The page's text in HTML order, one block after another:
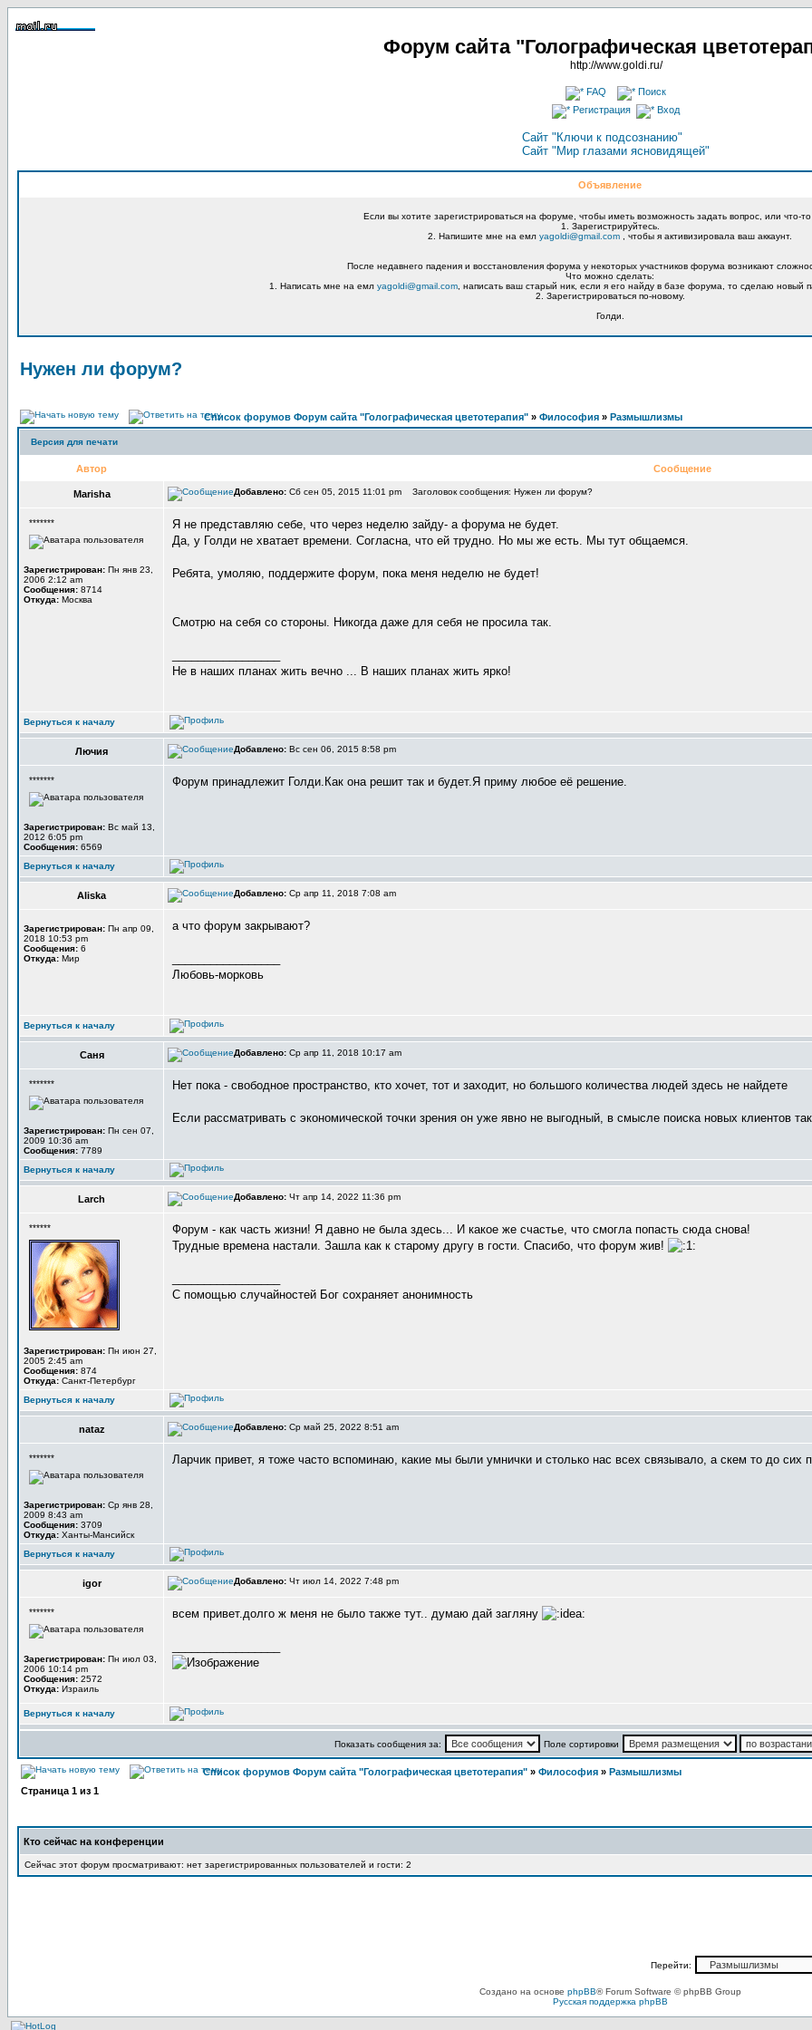
Форум сайта "Голографическая
http://www.goldi.ru/
FAQ
Поиск
Регистрация
Вход
Сайт "Ключи к подсознанию"
Сайт "Мир глазами ясновидящей"
Объявление
Если вы хотите зарегистрироваться на форуме, чтобы иметь возможность задать вопрос, или что-то
1. Зарегистрируйтесь.
2. Напишите мне на емл yagoldi@gmail.com , чтобы я активизировала ваш аккаунт.
После недавнего падения и восстановления форума у некоторых участников форума возникают
Что можно сделать:
1. Написать мне на емл yagoldi@gmail.com , написать ваш старый ник, если я его найду в базе форума, то сделаю новый
2. Зарегистрироваться по-новому.
Голди.
Нужен ли форум?
Список форумов Форум сайта "Голографическая цветотерапия" » Философия » Размышлизмы
Версия для печати
Автор Сообщение
Marisha Добавлено: Сб сен 05, 2015 11:01 pm Заголовок сообщения: Нужен ли форум?
*******
Зарегистрирован: Пн янв 23,
2006 2:12 am
Сообщения: 8714
Откуда: Москва
Я не представляю себе, что через неделю зайду- а форума не будет.
Да, у Голди не хватает времени. Согласна, что ей трудно. Но мы же есть. Мы тут общаемся.
Ребята, умоляю, поддержите форум, пока меня неделю не будет!
Смотрю на себя со стороны. Никогда даже для себя не просила так.
Не в наших планах жить вечно ... В наших планах жить ярко!
Вернуться к началу
Лючия Добавлено: Вс сен 06, 2015 8:58 pm
*******
Зарегистрирован: Вс май 13,
2012 6:05 pm
Сообщения: 6569
Форум принадлежит Голди.Как она решит так и будет.Я приму любое её решение.
Вернуться к началу
Aliska Добавлено: Ср апр 11, 2018 7:08 am
Зарегистрирован: Пн апр 09,
2018 10:53 pm
Сообщения: 6
Откуда: Мир
а что форум закрывают?
Любовь-морковь
Вернуться к началу
Саня Добавлено: Ср апр 11, 2018 10:17 am
*******
Зарегистрирован: Пн сен 07,
2009 10:36 am
Сообщения: 7789
Нет пока - свободное пространство, кто хочет, тот и заходит, но большого количества людей здесь не найдете
Если рассматривать с экономической точки зрения он уже явно не выгодный, в смысле поиска новых клиентов
Вернуться к началу
Larch Добавлено: Чт апр 14, 2022 11:36 pm
******
Зарегистрирован: Пн июн 27,
2005 2:45 am
Сообщения: 874
Откуда: Санкт-Петербург
Форум - как часть жизни! Я давно не была здесь... И какое же счастье, что смогла попасть сюда снова!
Трудные времена настали. Зашла как к старому другу в гости. Спасибо, что форум жив!
С помощью случайностей Бог сохраняет анонимность
Вернуться к началу
nataz Добавлено: Ср май 25, 2022 8:51 am
*******
Зарегистрирован: Ср янв 28,
2009 8:43 am
Сообщения: 3709
Откуда: Ханты-Мансийск
Ларчик привет, я тоже часто вспоминаю, какие мы были умнички и столько нас всех связывало, а скем то до
Вернуться к началу
igor Добавлено: Чт июл 14, 2022 7:48 pm
*******
Зарегистрирован: Пн июл 03,
2006 10:14 pm
Сообщения: 2572
Откуда: Израиль
всем привет.долго ж меня не было также тут.. думаю дай загляну
Вернуться к началу
Показать сообщения за: Поле сортировки
Список форумов Форум сайта "Голографическая цветотерапия" » Философия » Размышлизмы
Страница 1 из 1
Кто сейчас на конференции
Сейчас этот форум просматривают: нет зарегистрированных пользователей и гости: 2
Перейти:
Создано на основе phpBB® Forum Software © phpBB Group
Русская поддержка phpBB